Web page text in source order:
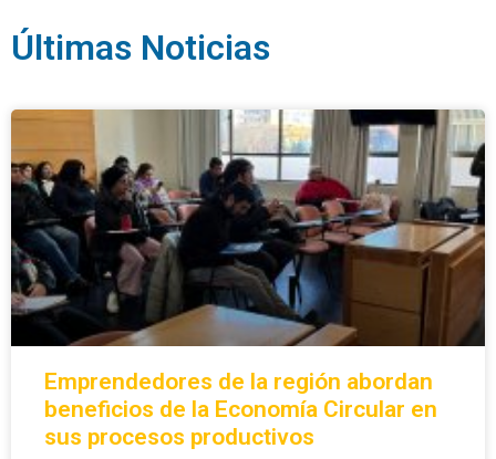
Últimas Noticias
Emprendedores de la región abordan
beneficios de la Economía Circular en
sus procesos productivos